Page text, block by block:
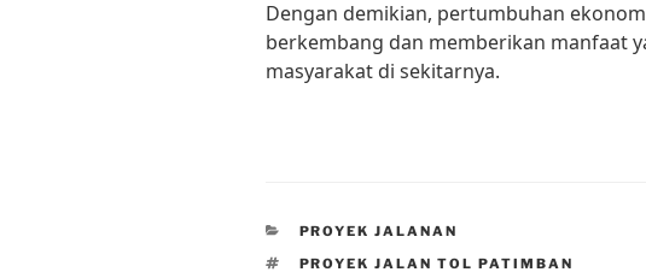
Dengan demikian, pertumbuhan
berkembang dan memberikan manfaat
masyarakat di sekitarnya.
CATEGORIES
PROYEK JALANAN
TAGS
PROYEK JALAN TOL PATIMBAN